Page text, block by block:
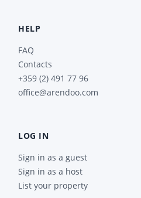
HELP
FAQ
Contacts
+359 (2) 491 77 96
office@arendoo.com
LOG IN
Sign in as a guest
Sign in as a host
List your property